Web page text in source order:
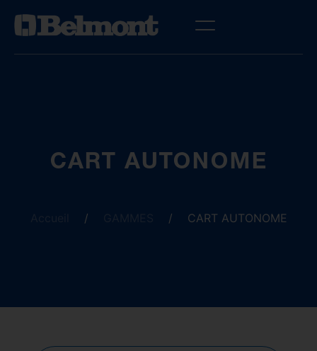
CART AUTONOME
/ / CART AUTONOME